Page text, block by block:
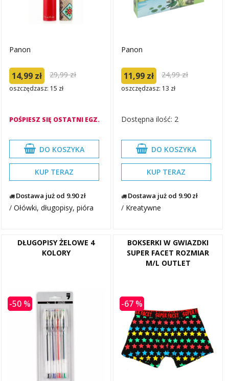
Panon
14,99 zł 29,99 zł
oszczędzasz: 15 zł
POŚPIESZ SIĘ OSTATNI EGZ.
DO KOSZYKA
KUP TERAZ
Dostawa już od 9.90 zł
/ Ołówki, długopisy, pióra
Panon
11,99 zł 24,99 zł
oszczędzasz: 13 zł
Dostępna ilość: 2
DO KOSZYKA
KUP TERAZ
Dostawa już od 9.90 zł
/ Kreatywne
DŁUGOPISY ŻELOWE 4
KOLORY
-50 %
BOKSERKI W GWIAZDKI
SUPER FACET ROZMIAR
M/L OUTLET
-67 %